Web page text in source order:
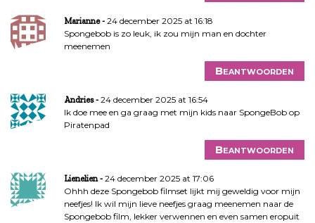
Marianne
24 december 2025 at 16:18
Spongebob is zo leuk, ik zou mijn man en dochter
meenemen
Beantwoorden
Andries
24 december 2025 at 16:54
Ik doe mee en ga graag met mijn kids naar SpongeBob op
Piratenpad
Beantwoorden
Lienelien
24 december 2025 at 17:06
Ohhh deze Spongebob filmset lijkt mij geweldig voor mijn
neefjes! Ik wil mijn lieve neefjes graag meenemen naar de
Spongebob film, lekker verwennen en even samen eropuit